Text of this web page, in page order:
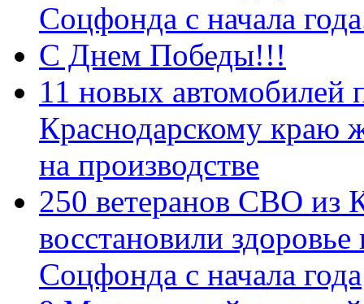
Соцфонда с начала
С Днем Победы!!!
11 новых автомобилей
Краснодарскому краю
на производстве
250 ветеранов СВО из
восстановили
Соцфонда с начала года